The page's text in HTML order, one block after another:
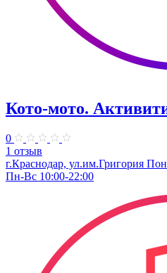
Кото-мото.
0
1 отзыв
г.Краснодар, ул.им.Григория
Пн-Вс 10:00-22:00